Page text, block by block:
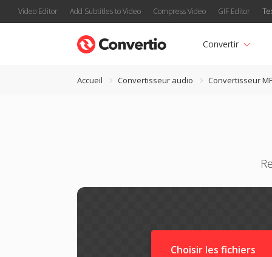
Video Editor Add Subtitles to Video Compress Video GIF Editor
Convertir
Accueil Convertisseur audio Convertisseur
Choisir les fichiers